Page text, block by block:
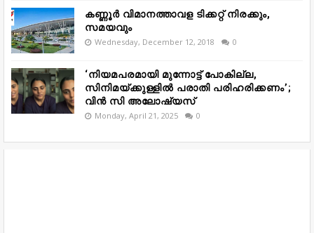
കണ്ണൂർ വിമാനത്താവള ടിക്കറ്റ് നിരക്കും,
സമയവും
Wednesday, December 12, 2018 0
‘നിയമപരമായി മുന്നോട്ട് പോകില്ല,
സിനിമയ്ക്കുള്ളിൽ പരാതി പരിഹരിക്കണം’;
വിൻ സി അലോഷ്യസ്
Monday, April 21, 2025 0